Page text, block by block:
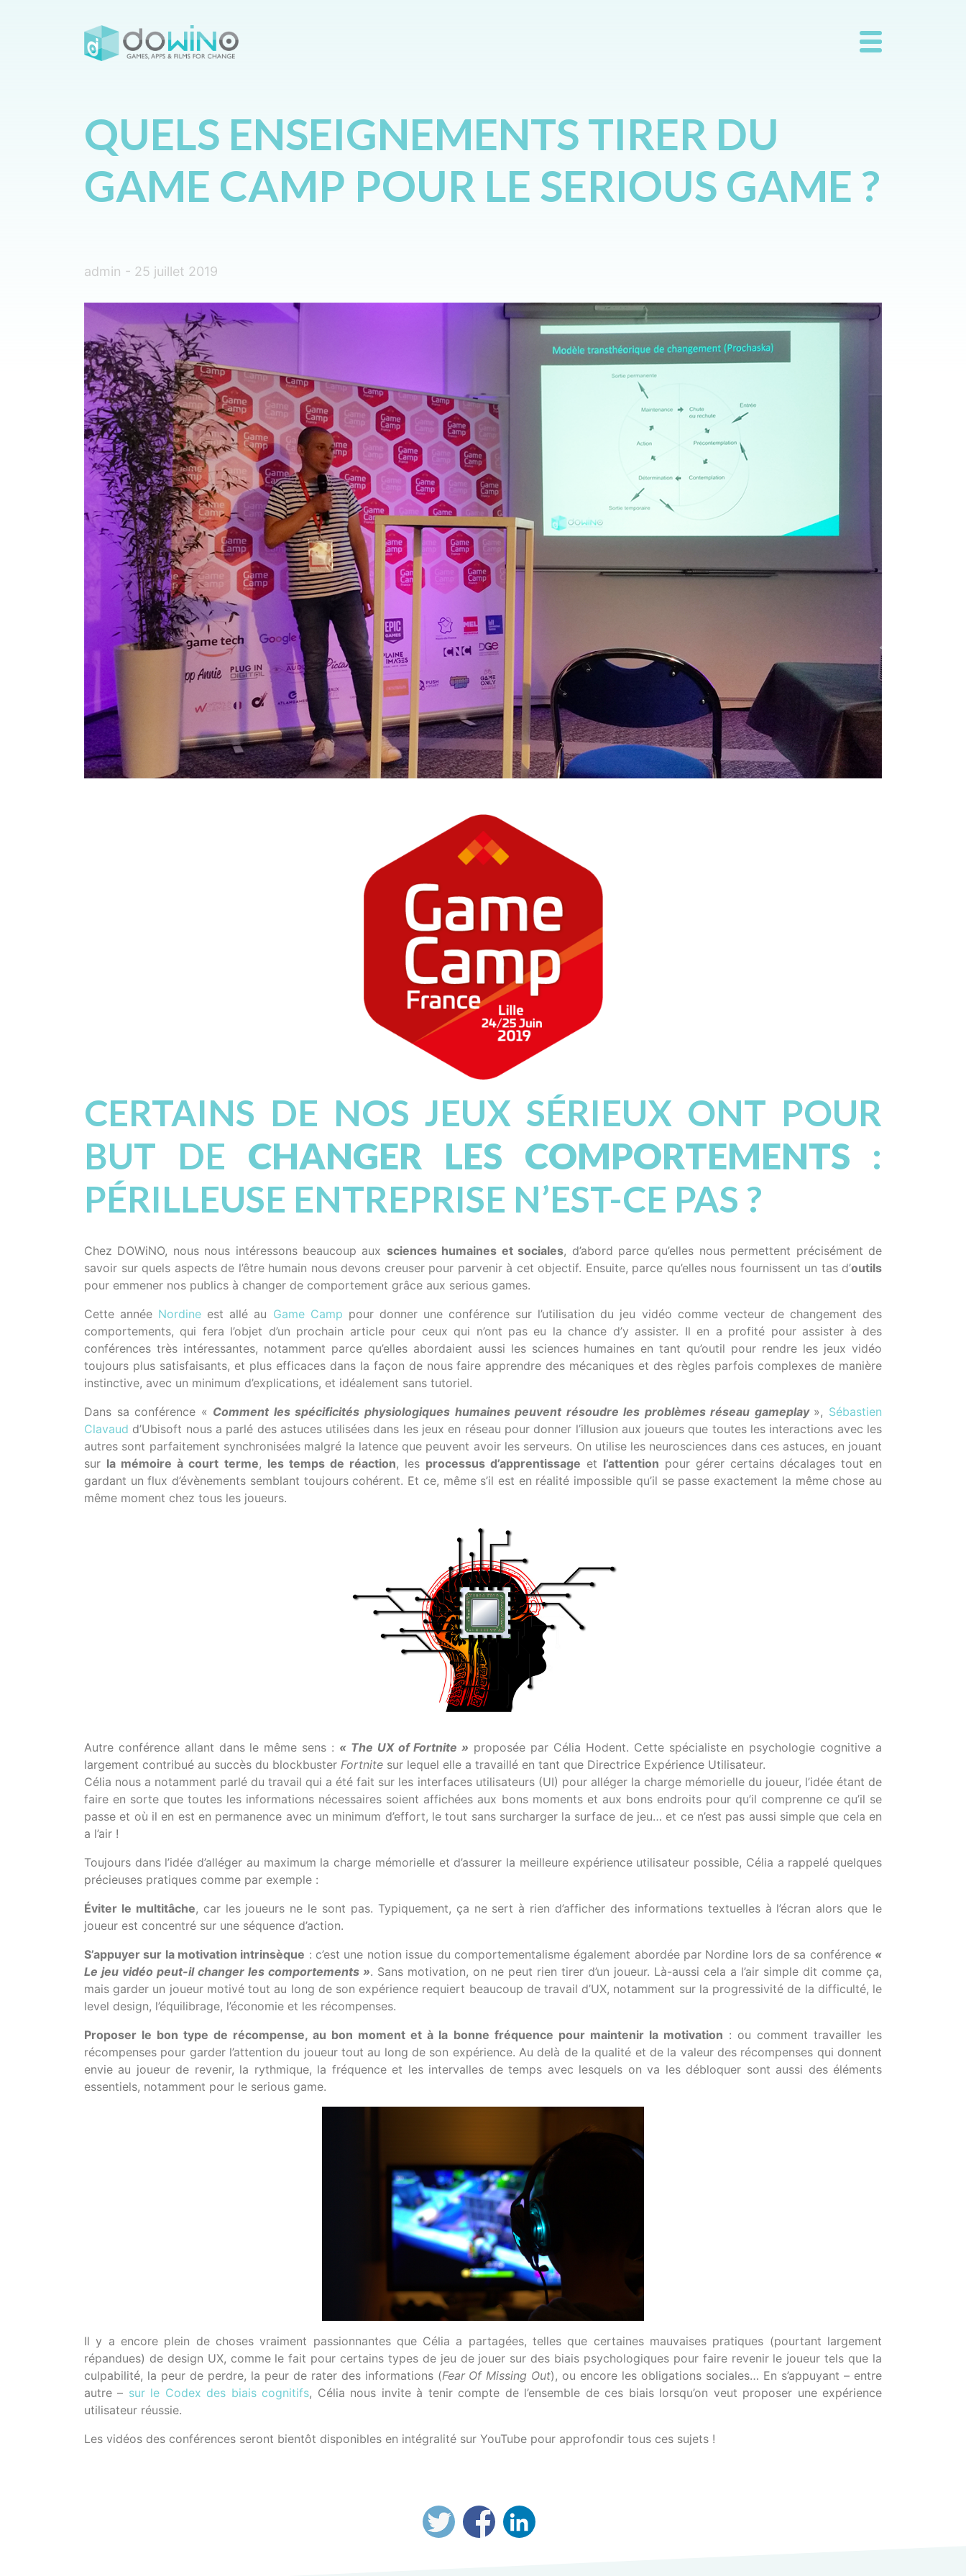
QUELS ENSEIGNEMENTS TIRER DU
GAME CAMP POUR LE SERIOUS GAME ?
admin - 25 juillet 2019
CERTAINS DE NOS JEUX SÉRIEUX ONT POUR
BUT DE CHANGER LES COMPORTEMENTS :
PÉRILLEUSE ENTREPRISE N’EST-CE PAS ?
Chez DOWiNO, nous nous intéressons beaucoup aux sciences humaines et sociales, d’abord parce qu’elles nous permettent précisément de
savoir sur quels aspects de l’être humain nous devons creuser pour parvenir à cet objectif. Ensuite, parce qu’elles nous fournissent un tas d’outils
pour emmener nos publics à changer de comportement grâce aux serious games.
Cette année Nordine est allé au Game Camp pour donner une conférence sur l’utilisation du jeu vidéo comme vecteur de changement des
comportements, qui fera l’objet d’un prochain article pour ceux qui n’ont pas eu la chance d’y assister. Il en a profité pour assister à des
conférences très intéressantes, notamment parce qu’elles abordaient aussi les sciences humaines en tant qu’outil pour rendre les jeux vidéo
toujours plus satisfaisants, et plus efficaces dans la façon de nous faire apprendre des mécaniques et des règles parfois complexes de manière
instinctive, avec un minimum d’explications, et idéalement sans tutoriel.
Dans sa conférence « Comment les spécificités physiologiques humaines peuvent résoudre les problèmes réseau gameplay », Sébastien
Clavaud d’Ubisoft nous a parlé des astuces utilisées dans les jeux en réseau pour donner l’illusion aux joueurs que toutes les interactions avec les
autres sont parfaitement synchronisées malgré la latence que peuvent avoir les serveurs. On utilise les neurosciences dans ces astuces, en jouant
sur la mémoire à court terme, les temps de réaction, les processus d’apprentissage et l’attention pour gérer certains décalages tout en
gardant un flux d’évènements semblant toujours cohérent. Et ce, même s’il est en réalité impossible qu’il se passe exactement la même chose au
même moment chez tous les joueurs.
Autre conférence allant dans le même sens : « The UX of Fortnite » proposée par Célia Hodent. Cette spécialiste en psychologie cognitive a
largement contribué au succès du blockbuster Fortnite sur lequel elle a travaillé en tant que Directrice Expérience Utilisateur.
Célia nous a notamment parlé du travail qui a été fait sur les interfaces utilisateurs (UI) pour alléger la charge mémorielle du joueur, l’idée étant de
faire en sorte que toutes les informations nécessaires soient affichées aux bons moments et aux bons endroits pour qu’il comprenne ce qu’il se
passe et où il en est en permanence avec un minimum d’effort, le tout sans surcharger la surface de jeu… et ce n’est pas aussi simple que cela en
a l’air !
Toujours dans l’idée d’alléger au maximum la charge mémorielle et d’assurer la meilleure expérience utilisateur possible, Célia a rappelé quelques
précieuses pratiques comme par exemple :
Éviter le multitâche, car les joueurs ne le sont pas. Typiquement, ça ne sert à rien d’afficher des informations textuelles à l’écran alors que le
joueur est concentré sur une séquence d’action.
S’appuyer sur la motivation intrinsèque : c’est une notion issue du comportementalisme également abordée par Nordine lors de sa conférence «
Le jeu vidéo peut-il changer les comportements ». Sans motivation, on ne peut rien tirer d’un joueur. Là-aussi cela a l’air simple dit comme ça,
mais garder un joueur motivé tout au long de son expérience requiert beaucoup de travail d’UX, notamment sur la progressivité de la difficulté, le
level design, l’équilibrage, l’économie et les récompenses.
Proposer le bon type de récompense, au bon moment et à la bonne fréquence pour maintenir la motivation : ou comment travailler les
récompenses pour garder l’attention du joueur tout au long de son expérience. Au delà de la qualité et de la valeur des récompenses qui donnent
envie au joueur de revenir, la rythmique, la fréquence et les intervalles de temps avec lesquels on va les débloquer sont aussi des éléments
essentiels, notamment pour le serious game.
Il y a encore plein de choses vraiment passionnantes que Célia a partagées, telles que certaines mauvaises pratiques (pourtant largement
répandues) de design UX, comme le fait pour certains types de jeu de jouer sur des biais psychologiques pour faire revenir le joueur tels que la
culpabilité, la peur de perdre, la peur de rater des informations (Fear Of Missing Out), ou encore les obligations sociales… En s’appuyant – entre
autre – sur le Codex des biais cognitifs, Célia nous invite à tenir compte de l’ensemble de ces biais lorsqu’on veut proposer une expérience
utilisateur réussie.
Les vidéos des conférences seront bientôt disponibles en intégralité sur YouTube pour approfondir tous ces sujets !